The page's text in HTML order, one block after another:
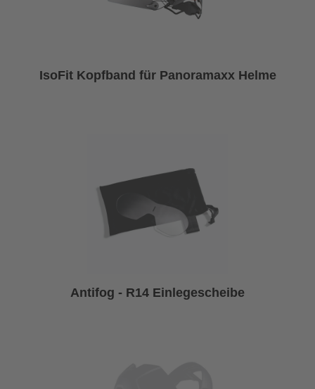
IsoFit Kopfband für Panoramaxx Helme
Antifog - R14 Einlegescheibe